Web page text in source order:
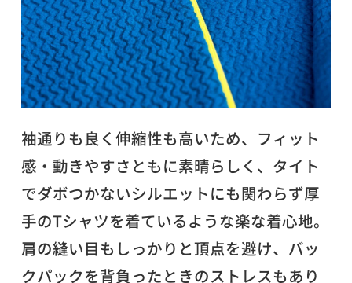
袖通りも良く伸縮性も高いため、フィット
感・動きやすさともに素晴らしく、タイト
でダボつかないシルエットにも関わらず厚
手のTシャツを着ているような楽な着心地。
肩の縫い目もしっかりと頂点を避け、バッ
クパックを背負ったときのストレスもあり